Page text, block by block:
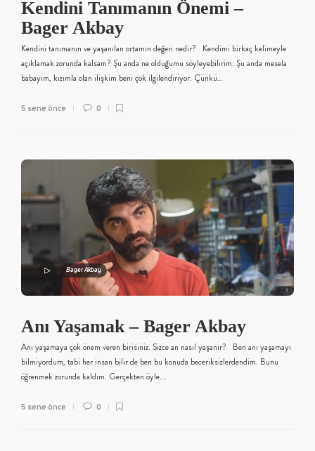
Kendini Tanımanın Önemi –
Bager Akbay
Kendini tanımanın ve yaşanılan ortamın değeri nedir? Kendimi birkaç kelimeyle
açıklamak zorunda kalsam? Şu anda ne olduğumu söyleyebilirim. Şu anda mesela
babayım, kızımla olan ilişkim beni çok ilgilendiriyor. Çünkü…
5 sene önce 0
Bager Akbay
Anı Yaşamak – Bager Akbay
Anı yaşamaya çok önem veren birisiniz. Sizce an nasıl yaşanır? Ben anı yaşamayı
bilmiyordum, tabi her insan bilir de ben bu konuda beceriksizlerdendim. Bunu
öğrenmek zorunda kaldım. Gerçekten öyle….
5 sene önce 0